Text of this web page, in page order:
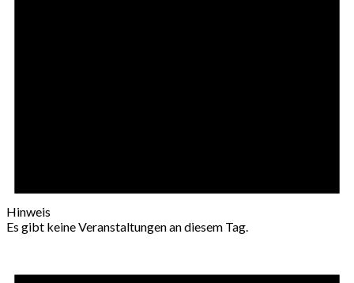
Hinweis
Es gibt keine Veranstaltungen an diesem Tag.